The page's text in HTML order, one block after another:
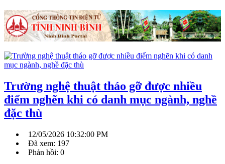
Trường nghệ thuật tháo gỡ được nhiều
điểm nghẽn khi có danh mục ngành, nghề
đặc thù
12/05/2026 10:32:00 PM
Đã xem: 197
Phản hồi: 0